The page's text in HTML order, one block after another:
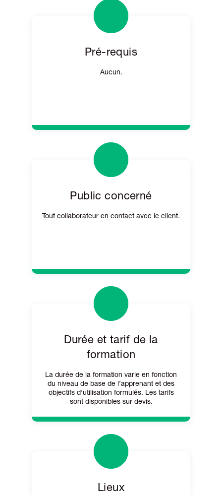
Pré-requis
Aucun.
Public concerné
Tout collaborateur en contact avec le client.
Durée et tarif de la
formation
La durée de la formation varie en fonction
du niveau de base de l’apprenant et des
objectifs d’utilisation formulés. Les tarifs
sont disponibles sur devis.
Lieux